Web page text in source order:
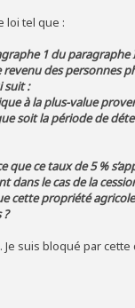
loi tel que :
1 du paragraphe
revenu des personnes
suit :
à la plus-value
soit la période de
que ce taux de 5 %
dans le cas de la
cette propriété
?
Je suis bloqué par